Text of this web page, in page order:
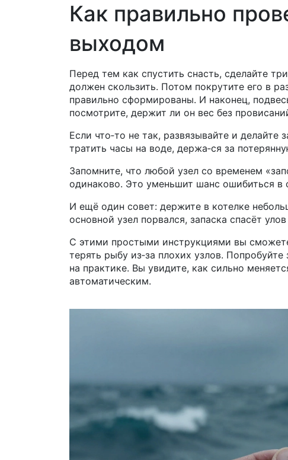
Как правильно
выходом
Перед тем как спустить снасть, сделайте
должен скользить. Потом покрутите его в
правильно сформированы. И наконец,
посмотрите, держит ли он вес без
Если что‑то не так, развязывайте и
тратить часы на воде, держа‑ся за
Запомните, что любой узел со временем
одинаково. Это уменьшит шанс ошибиться в
И ещё один совет: держите в котелке
основной узел порвался, запаска спасёт
С этими простыми инструкциями вы
терять рыбу из‑за плохих узлов.
на практике. Вы увидите, как сильно
автоматическим.